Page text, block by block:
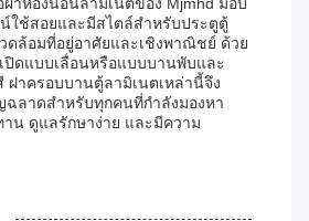
าห้องนอนลามิเนตของ Mjmhd มอบ
ใช้สอยและมีสไตล์สำหรับประตูตู้
ดล้อมที่อยู่อาศัยและเชิงพาณิชย์ ด้วย
ปิดแบบเลื่อนหรือแบบบานพับและ
ฝาครอบบานตู้ลามิเนตเหล่านี้จึง
ลาดสำหรับทุกคนที่กำลังมองหา
น ดูแลรักษาง่าย และมีความ